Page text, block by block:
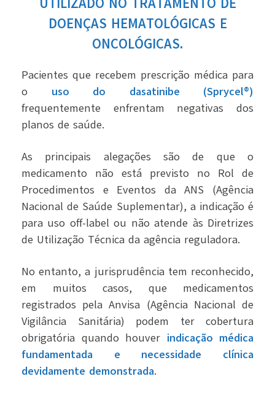
UTILIZADO NO TRATAMENTO DE
DOENÇAS HEMATOLÓGICAS E
ONCOLÓGICAS.
Pacientes que recebem prescrição médica para
o uso do dasatinibe (Sprycel®)
frequentemente enfrentam negativas dos
planos de saúde.
As principais alegações são de que o
medicamento não está previsto no Rol de
Procedimentos e Eventos da ANS (Agência
Nacional de Saúde Suplementar), a indicação é
para uso off-label ou não atende às Diretrizes
de Utilização Técnica da agência reguladora.
No entanto, a jurisprudência tem reconhecido,
em muitos casos, que medicamentos
registrados pela Anvisa (Agência Nacional de
Vigilância Sanitária) podem ter cobertura
obrigatória quando houver indicação médica
fundamentada e necessidade clínica
devidamente demonstrada.